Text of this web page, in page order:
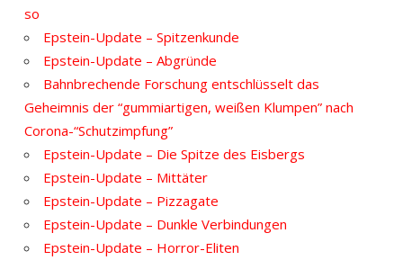
so
Epstein-Update – Spitzenkunde
Epstein-Update – Abgründe
Bahnbrechende Forschung entschlüsselt das
Geheimnis der “gummiartigen, weißen Klumpen” nach
Corona-“Schutzimpfung”
Epstein-Update – Die Spitze des Eisbergs
Epstein-Update – Mittäter
Epstein-Update – Pizzagate
Epstein-Update – Dunkle Verbindungen
Epstein-Update – Horror-Eliten